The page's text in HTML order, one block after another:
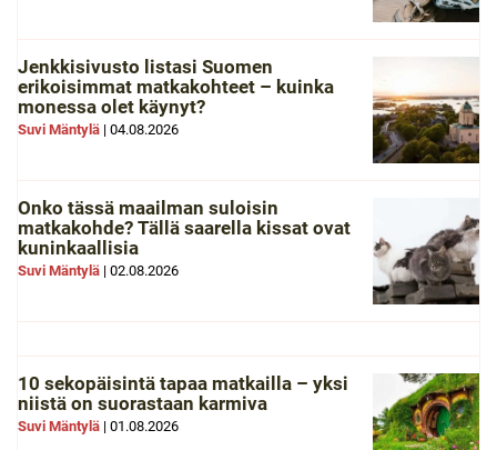
Jenkkisivusto listasi Suomen
erikoisimmat matkakohteet – kuinka
monessa olet käynyt?
Suvi Mäntylä | 04.08.2026
Onko tässä maailman suloisin
matkakohde? Tällä saarella kissat ovat
kuninkaallisia
Suvi Mäntylä | 02.08.2026
10 sekopäisintä tapaa matkailla – yksi
niistä on suorastaan karmiva
Suvi Mäntylä | 01.08.2026